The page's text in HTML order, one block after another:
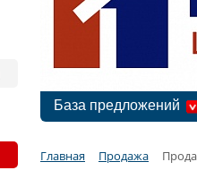
База предложений
Главная Продажа